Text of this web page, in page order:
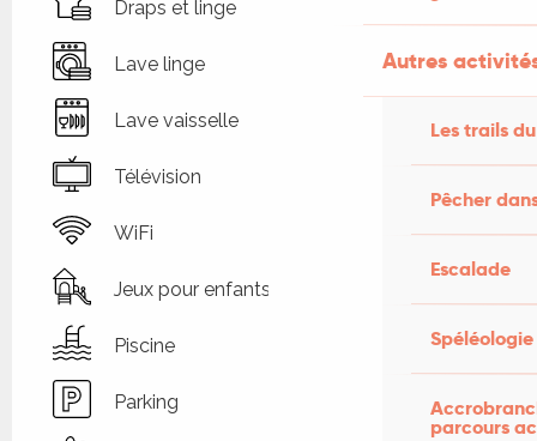
Autres
Les trails
Pêcher
Escalade
Spéléologie
parcours
Draps et linge
Lave linge
Lave vaisselle
Télévision
WiFi
Jeux pour enfants / Espace jeux
Piscine
Parking